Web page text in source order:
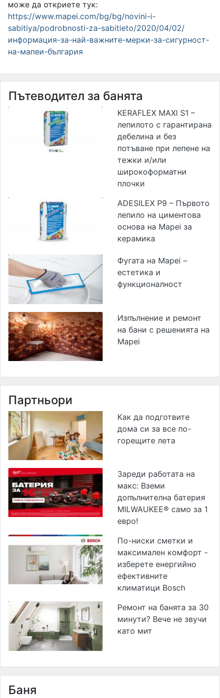
може да откриете тук:
https://www.mapei.com/bg/bg/novini-i-
sabitiya/podrobnosti-za-sabitieto/2020/04/02/
информация-за-най-важните-мерки-за-сигурност-
на-мапеи-българия
Пътеводител за банята
KERAFLEX MAXI S1 –
лепилото с гарантирана
дебелина и без
потъване при лепене на
тежки и/или
широкоформатни
плочки
ADESILEX P9 – Първото
лепило на циментова
основа на Mapei за
керамика
Фугата на Mapei –
естетика и
функционалност
Изпълнение и ремонт
на бани с решенията на
Mapei
Партньори
Как да подготвите
дома си за все по-
горещите лета
Зареди работата на
макс: Вземи
допълнителна батерия
MILWAUKEE® само за 1
евро!
По-ниски сметки и
максимален комфорт -
изберете енергийно
ефективните
климатици Bosch
Ремонт на банята за 30
минути? Вече не звучи
като мит
Баня